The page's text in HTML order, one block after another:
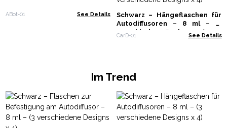
ABot-01 See Details
Schwarz – Hängeflaschen für
Autodiffusoren – 8 ml – (3
verschiedene Designs x 4)
CarD-01 See Details
Im Trend